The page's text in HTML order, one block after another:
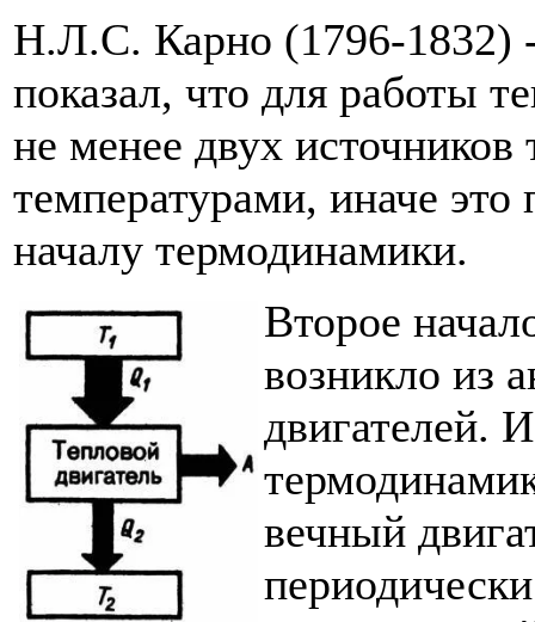
Н.Л.С. Карно (1796-1832)
показал, что для работы
не менее двух
температурами, иначе
началу термодинамики.
Второе
возникло из
двигателей.
вечный